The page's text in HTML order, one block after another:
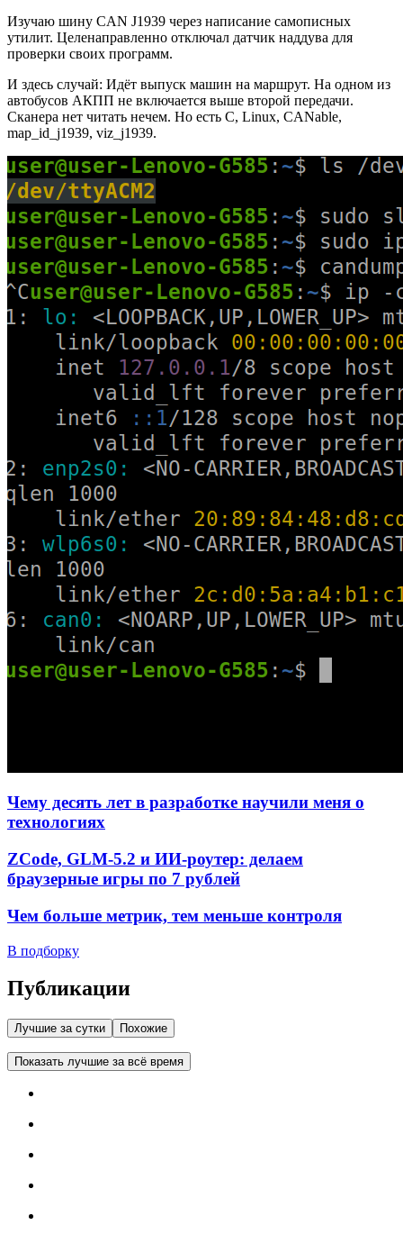
Изучаю шину CAN J1939 через написание самописных
утилит. Целенаправленно отключал датчик наддува для
проверки своих программ.
И здесь случай: Идёт выпуск машин на маршрут. На одном из
автобусов АКПП не включается выше второй передачи.
Сканера нет читать нечем. Но есть C, Linux, CANable,
map_id_j1939, viz_j1939.
Чему десять лет в разработке научили меня о
технологиях
ZCode, GLM-5.2 и ИИ-роутер: делаем
браузерные игры по 7 рублей
Чем больше метрик, тем меньше контроля
В подборку
Публикации
Лучшие за сутки Похожие
Показать лучшие за всё время